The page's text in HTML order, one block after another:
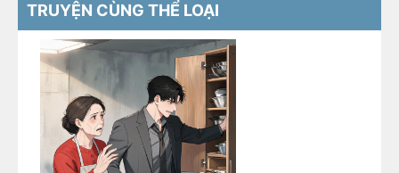
TRUYỆN CÙNG THỂ LOẠI